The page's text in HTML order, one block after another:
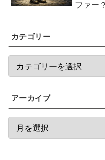
ファー？
カテゴリー
アーカイブ